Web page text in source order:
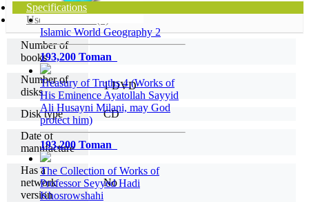
Islamic World Geography 2
193,200 Toman
Treasury of Truths 4 (Works of
His Eminence Ayatollah Sayyid
Ali Husayni Milani, may God
protect him)
193,200 Toman
The Collection of Works of
Professor Seyyed Hadi
Khosrowshahi
Specifications
User comments (0)
Number of
books
Number of
disks
1 DVD
Disk type
CD
Date of
manufacture
Has a
network
version
No